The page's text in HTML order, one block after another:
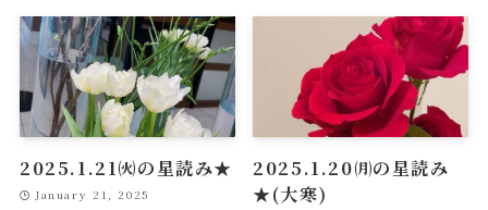
2025.1.21㈫の星読み★
January 21, 2025
2025.1.20㈪の星読み
★(大寒)